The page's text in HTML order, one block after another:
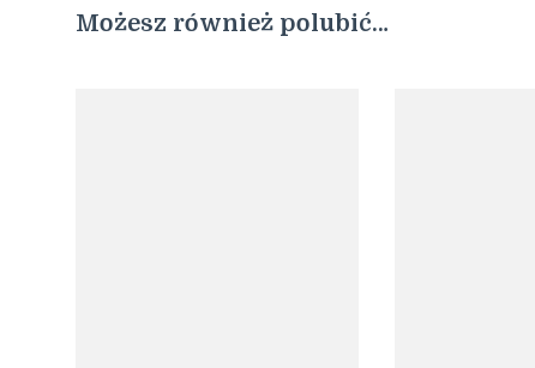
Możesz również polubić…